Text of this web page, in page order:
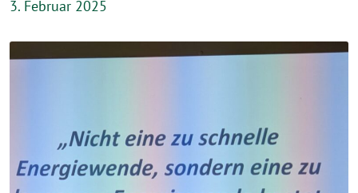
3. Februar 2025